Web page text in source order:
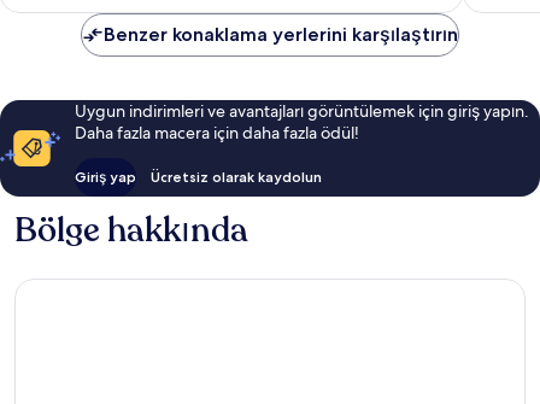
yorum
yorum
Benzer konaklama yerlerini karşılaştırın
Uygun indirimleri ve avantajları görüntülemek için giriş yapın.
Daha fazla macera için daha fazla ödül!
Giriş yap Ücretsiz olarak kaydolun
Bölge hakkında